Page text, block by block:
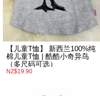
【儿童T恤】 新西兰100%纯
棉儿童T恤 | 酷酷小奇异鸟
（多尺码可选）
NZ$19.90